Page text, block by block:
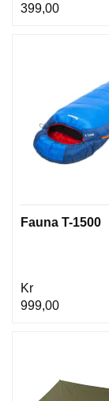
399,00
Fauna T-1500
Kr
999,00